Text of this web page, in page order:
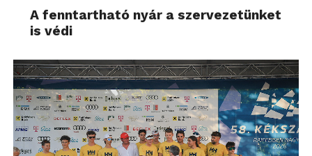
A fenntartható nyár a szervezetünket
is védi